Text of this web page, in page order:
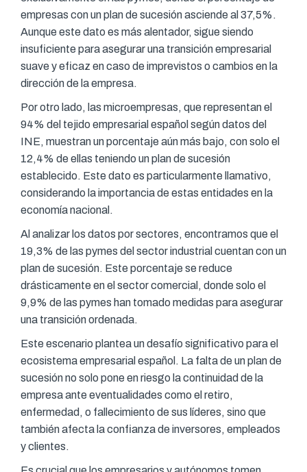
empresas con un plan de sucesión asciende al 37,5%.
Aunque este dato es más alentador, sigue siendo
insuficiente para asegurar una transición empresarial
suave y eficaz en caso de imprevistos o cambios en la
dirección de la empresa.
Por otro lado, las microempresas, que representan el
94% del tejido empresarial español según datos del
INE, muestran un porcentaje aún más bajo, con solo el
12,4% de ellas teniendo un plan de sucesión
establecido. Este dato es particularmente llamativo,
considerando la importancia de estas entidades en la
economía nacional.
Al analizar los datos por sectores, encontramos que el
19,3% de las pymes del sector industrial cuentan con un
plan de sucesión. Este porcentaje se reduce
drásticamente en el sector comercial, donde solo el
9,9% de las pymes han tomado medidas para asegurar
una transición ordenada.
Este escenario plantea un desafío significativo para el
ecosistema empresarial español. La falta de un plan de
sucesión no solo pone en riesgo la continuidad de la
empresa ante eventualidades como el retiro,
enfermedad, o fallecimiento de sus líderes, sino que
también afecta la confianza de inversores, empleados
y clientes.